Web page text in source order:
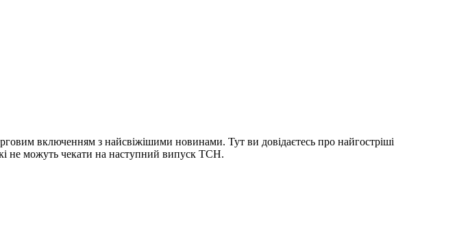
включенням з найсвіжішими новинами. Тут ви довідаєтесь про найгостріші
не можуть чекати на наступний випуск ТСН.